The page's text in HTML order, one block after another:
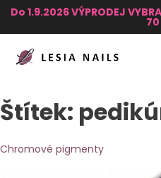
Do 1.9.2026 VÝPRODEJ
70
Štítek:
Chromové pigmenty